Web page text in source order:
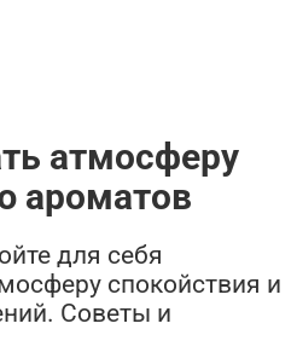
атмосферу
ароматов
для себя
спокойствия и
Советы и